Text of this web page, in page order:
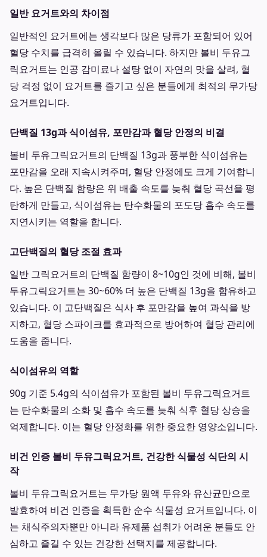
일반 요거트와의 차이점
일반적인 요거트에는 생각보다 많은 당류가 포함되어 있어
혈당 수치를 급격히 올릴 수 있습니다. 하지만 볼비 두유그
릭요거트는 인공 감미료나 설탕 없이 자연의 맛을 살려, 혈
당 걱정 없이 요거트를 즐기고 싶은 분들에게 최적의 무가당
요거트입니다.
단백질 13g과 식이섬유, 포만감과 혈당 안정의 비결
볼비 두유그릭요거트의 단백질 13g과 풍부한 식이섬유는
포만감을 오래 지속시켜주며, 혈당 안정에도 크게 기여합니
다. 높은 단백질 함량은 위 배출 속도를 늦춰 혈당 곡선을 평
탄하게 만들고, 식이섬유는 탄수화물의 포도당 흡수 속도를
지연시키는 역할을 합니다.
고단백질의 혈당 조절 효과
일반 그릭요거트의 단백질 함량이 8~10g인 것에 비해, 볼비
두유그릭요거트는 30~60% 더 높은 단백질 13g을 함유하고
있습니다. 이 고단백질은 식사 후 포만감을 높여 과식을 방
지하고, 혈당 스파이크를 효과적으로 방어하여 혈당 관리에
도움을 줍니다.
식이섬유의 역할
90g 기준 5.4g의 식이섬유가 포함된 볼비 두유그릭요거트
는 탄수화물의 소화 및 흡수 속도를 늦춰 식후 혈당 상승을
억제합니다. 이는 혈당 안정화를 위한 중요한 영양소입니다.
비건 인증 볼비 두유그릭요거트, 건강한 식물성 식단의 시
작
볼비 두유그릭요거트는 무가당 원액 두유와 유산균만으로
발효하여 비건 인증을 획득한 순수 식물성 요거트입니다. 이
는 채식주의자뿐만 아니라 유제품 섭취가 어려운 분들도 안
심하고 즐길 수 있는 건강한 선택지를 제공합니다.